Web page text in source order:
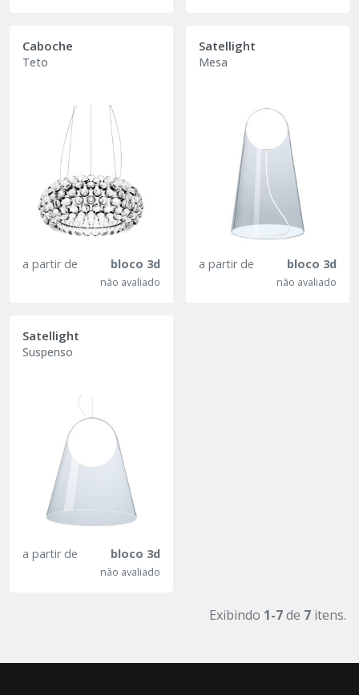
Caboche
Teto
a partir de bloco 3d
não avaliado
Satellight
Mesa
a partir de bloco 3d
não avaliado
Satellight
Suspenso
a partir de bloco 3d
não avaliado
Exibindo 1-7de 7 itens.